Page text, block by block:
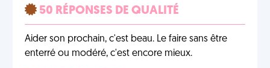
50 RÉPONSES DE QUALITÉ
Aider son prochain, c'est beau. Le faire sans être
enterré ou modéré, c'est encore mieux.